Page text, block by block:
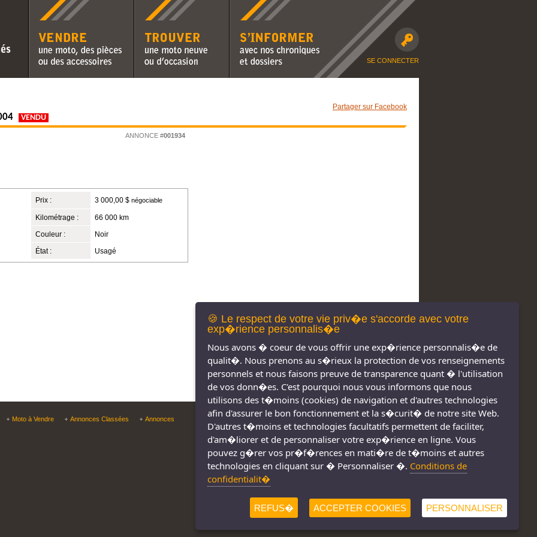
Vendre une moto, des pièces ou
des accessoires
Trouver une moto neuve ou
d'occasion
S'informer avec nos
chroniques moto et dossiers
SE CONNECTER
Partager sur Facebook
VENDU
ANNONCE #001934
Prix : 3 000,00 $ négociable
Kilométrage : 66 000 km
Couleur : Noir
État : Usagé
Moto à Vendre Annonces Classées
Annonces
Copyright © Tous droits réservés 2011-
2026
Nous joindre
Conditions d'utilisation
Consignes de sécurité
🍪 Le respect de votre vie priv�e s'accorde avec votre
exp�rience personnalis�e
Nous avons � coeur de vous offrir une exp�rience personnalis�e de
qualit�. Nous prenons au s�rieux la protection de vos renseignements
personnels et nous faisons preuve de transparence quant � l'utilisation
de vos donn�es. C'est pourquoi nous vous informons que nous
utilisons des t�moins (cookies) de navigation et d'autres technologies
afin d'assurer le bon fonctionnement et la s�curit� de notre site Web.
D'autres t�moins et technologies facultatifs permettent de faciliter,
d'am�liorer et de personnaliser votre exp�rience en ligne. Vous
pouvez g�rer vos pr�f�rences en mati�re de t�moins et autres
technologies en cliquant sur � Personnaliser �. Conditions de
confidentialit�
REFUS� ACCEPTER COOKIES PERSONNALISER